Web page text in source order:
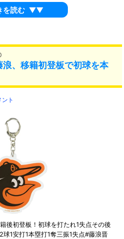
を読む ▼▼
浪、移籍初登板で初球を本
ト
後初登板！初球を打たれ1失点その後
球1安打1本塁打1奪三振1失点#藤浪晋